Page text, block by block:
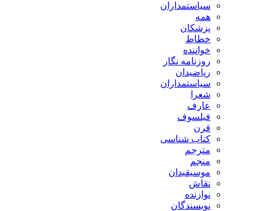
سیاستمداران
همه
پزشکان
خطاط
خواننده
روزنامه نگار
ریاضیدان
سیاستمداران
شعرا
عارف
فیلسوف
قرن
کتاب شناسی
مترجم
منجم
موسیقیدان
نقاش
نوازنده
نویسندگان